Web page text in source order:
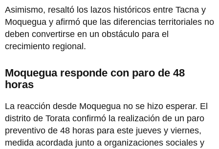
Asimismo, resaltó los lazos históricos entre Tacna y
Moquegua y afirmó que las diferencias territoriales no
deben convertirse en un obstáculo para el
crecimiento regional.
Moquegua responde con paro de 48
horas
La reacción desde Moquegua no se hizo esperar. El
distrito de Torata confirmó la realización de un paro
preventivo de 48 horas para este jueves y viernes,
medida acordada junto a organizaciones sociales y